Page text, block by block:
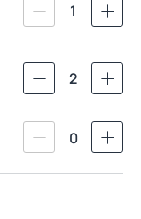
1
2
0